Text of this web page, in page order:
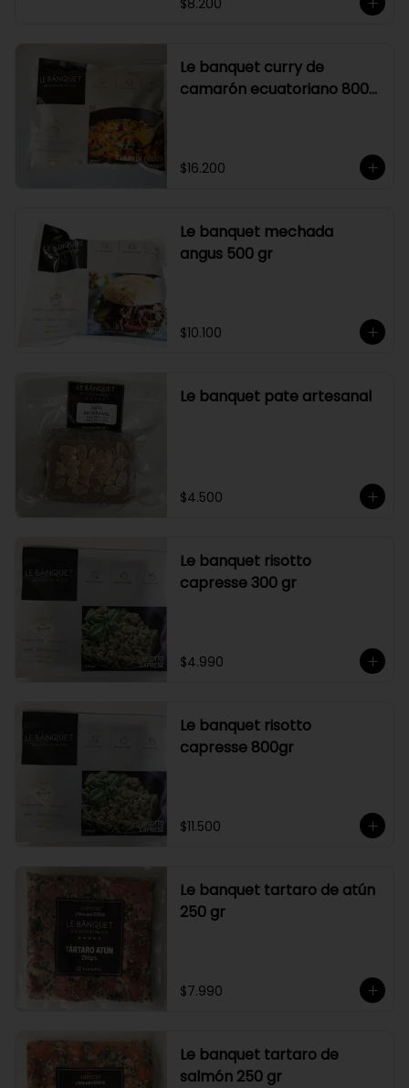
$8.200
Le banquet curry de
camarón ecuatoriano 800
$16.200
Le banquet mechada
angus 500 gr
$10.100
Le banquet pate artesanal
$4.500
Le banquet risotto
capresse 300 gr
$4.990
Le banquet risotto
capresse 800gr
$11.500
Le banquet tartaro de atún
250 gr
$7.990
Le banquet tartaro de
salmón 250 gr